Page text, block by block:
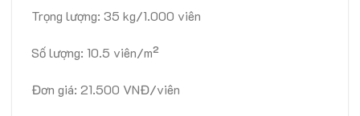
Trọng lượng: 35 kg/1.000 viên
Số lượng: 10.5 viên/m²
Đơn giá: 21.500 VNĐ/viên